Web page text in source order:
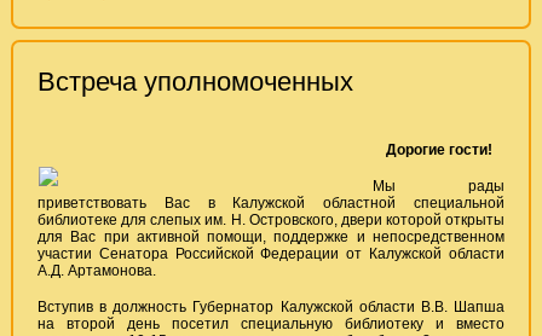
Встреча уполномоченных
Дорогие гости!
Мы рады
приветствовать Вас в Калужской областной специальной
библиотеке для слепых им. Н. Островского, двери которой открыты
для Вас при активной помощи, поддержке и непосредственном
участии Сенатора Российской Федерации от Калужской области
А.Д. Артамонова.
Вступив в должность Губернатор Калужской области В.В. Шапша
на второй день посетил специальную библиотеку и вместо